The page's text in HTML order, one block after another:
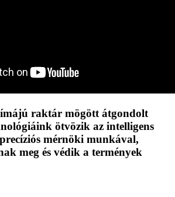
raktár mögött átgondolt
ötvözik az intelligens
mérnöki munkával,
meg és védik a termények